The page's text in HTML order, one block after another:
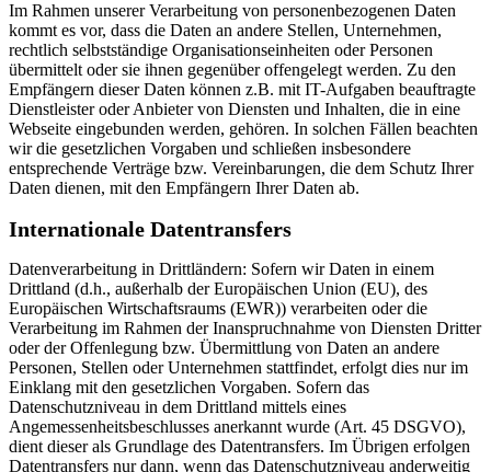
Im Rahmen unserer Verarbeitung von personenbezogenen Daten
kommt es vor, dass die Daten an andere Stellen, Unternehmen,
rechtlich selbstständige Organisationseinheiten oder Personen
übermittelt oder sie ihnen gegenüber offengelegt werden. Zu den
Empfängern dieser Daten können z.B. mit IT-Aufgaben beauftragte
Dienstleister oder Anbieter von Diensten und Inhalten, die in eine
Webseite eingebunden werden, gehören. In solchen Fällen beachten
wir die gesetzlichen Vorgaben und schließen insbesondere
entsprechende Verträge bzw. Vereinbarungen, die dem Schutz Ihrer
Daten dienen, mit den Empfängern Ihrer Daten ab.
Internationale Datentransfers
Datenverarbeitung in Drittländern: Sofern wir Daten in einem
Drittland (d.h., außerhalb der Europäischen Union (EU), des
Europäischen Wirtschaftsraums (EWR)) verarbeiten oder die
Verarbeitung im Rahmen der Inanspruchnahme von Diensten Dritter
oder der Offenlegung bzw. Übermittlung von Daten an andere
Personen, Stellen oder Unternehmen stattfindet, erfolgt dies nur im
Einklang mit den gesetzlichen Vorgaben. Sofern das
Datenschutzniveau in dem Drittland mittels eines
Angemessenheitsbeschlusses anerkannt wurde (Art. 45 DSGVO),
dient dieser als Grundlage des Datentransfers. Im Übrigen erfolgen
Datentransfers nur dann, wenn das Datenschutzniveau anderweitig